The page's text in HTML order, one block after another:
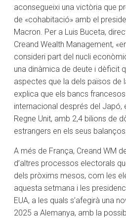
aconsegueixi una victòria que
de «cohabitació» amb el
Macron. Per a Luis Buceta,
Creand Wealth Management,
consideri part del nucli
una dinàmica de deute i dèficit
aspectes que la dels països de
explica que els bancs
internacional després del Japó,
Regne Unit, amb 2,4 bilions de
estrangers en els seus
A més de França, Creand WM
d’altres processos electorals
dels pròxims mesos, com les
aquesta setmana i les
EUA, a les quals s’afegirà una
2025 a Alemanya, amb la